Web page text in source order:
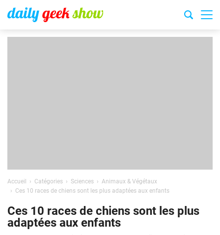
Accueil Catégories Sciences
Animaux & Végétaux
Ces 10 races de chiens sont les plus adaptées aux enfants
Ces 10 races de chiens sont les plus
adaptées aux enfants